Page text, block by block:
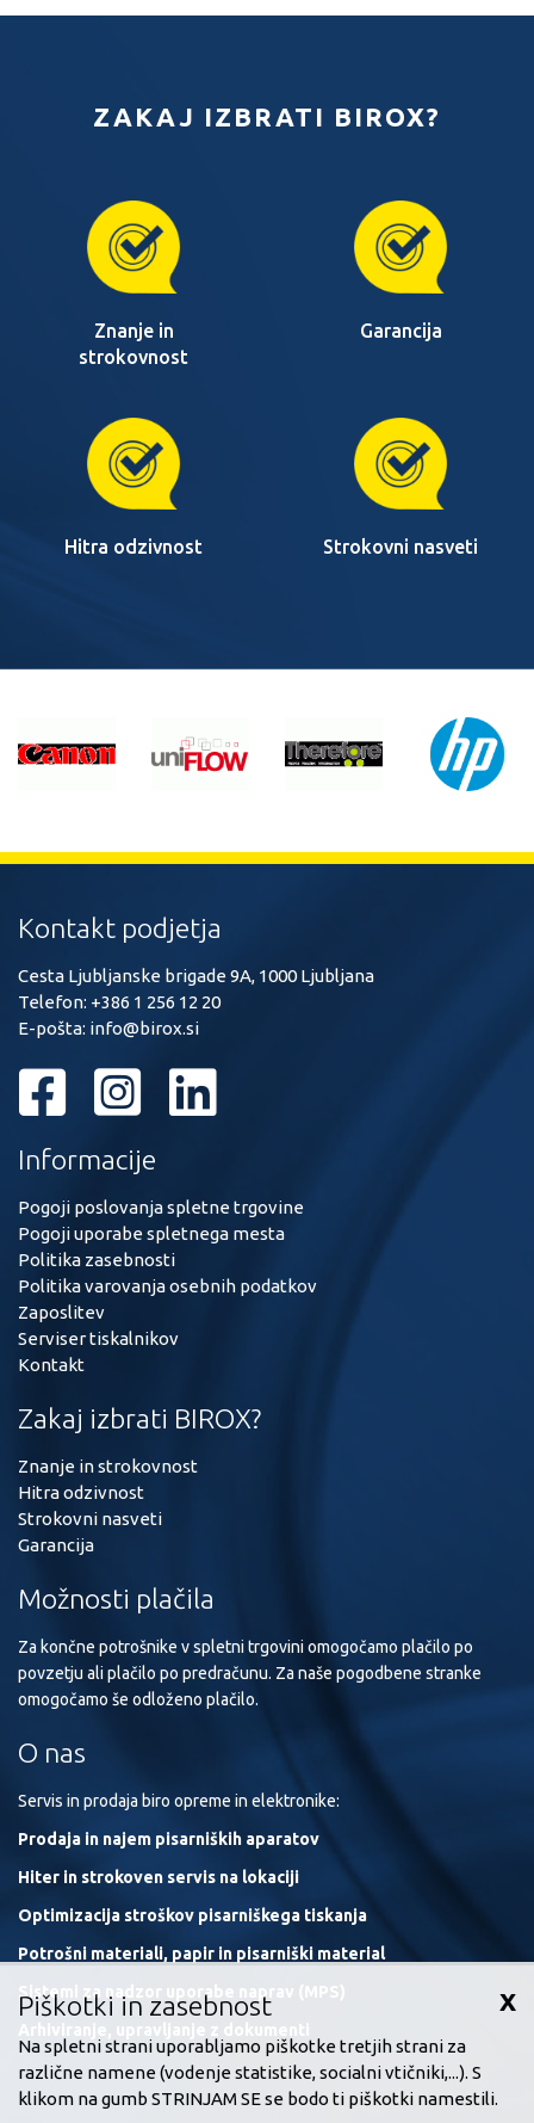
ZAKAJ IZBRATI BIROX?
Znanje in
strokovnost
Garancija
Hitra odzivnost Strokovni nasveti
Kontakt podjetja
Cesta Ljubljanske brigade 9A, 1000 Ljubljana
Telefon: +386 1 256 12 20
E-pošta: info@birox.si
Informacije
Pogoji poslovanja spletne trgovine
Pogoji uporabe spletnega mesta
Politika zasebnosti
Politika varovanja osebnih podatkov
Zaposlitev
Serviser tiskalnikov
Kontakt
Zakaj izbrati BIROX?
Znanje in strokovnost
Hitra odzivnost
Strokovni nasveti
Garancija
Možnosti plačila
Za končne potrošnike v spletni trgovini omogočamo plačilo po
povzetju ali plačilo po predračunu. Za naše pogodbene stranke
omogočamo še odloženo plačilo.
O nas
Servis in prodaja biro opreme in elektronike:
Prodaja in najem pisarniških aparatov
Hiter in strokoven servis na lokaciji
Optimizacija stroškov pisarniškega tiskanja
Potrošni materiali, papir in pisarniški material
Sistemi za nadzor uporabe naprav (MPS)
Arhiviranje, upravljanje z dokumenti
X
Piškotki in zasebnost
Na spletni strani uporabljamo piškotke tretjih strani za
različne namene (vodenje statistike, socialni vtičniki,...). S
klikom na gumb STRINJAM SE se bodo ti piškotki namestili.